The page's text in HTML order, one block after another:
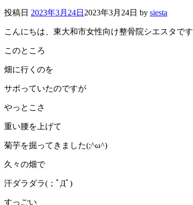
投稿日 2023年3月24日 2023年3月24日 by siesta
こんにちは、東大和市女性向け整骨院シエスタです
このところ
畑に行くのを
サボっていたのですが
やっとこさ
重い腰を上げて
菊芋を掘ってきました(;^ω^)
久々の畑で
汗ダラダラ(；ﾟДﾟ)
すっごい